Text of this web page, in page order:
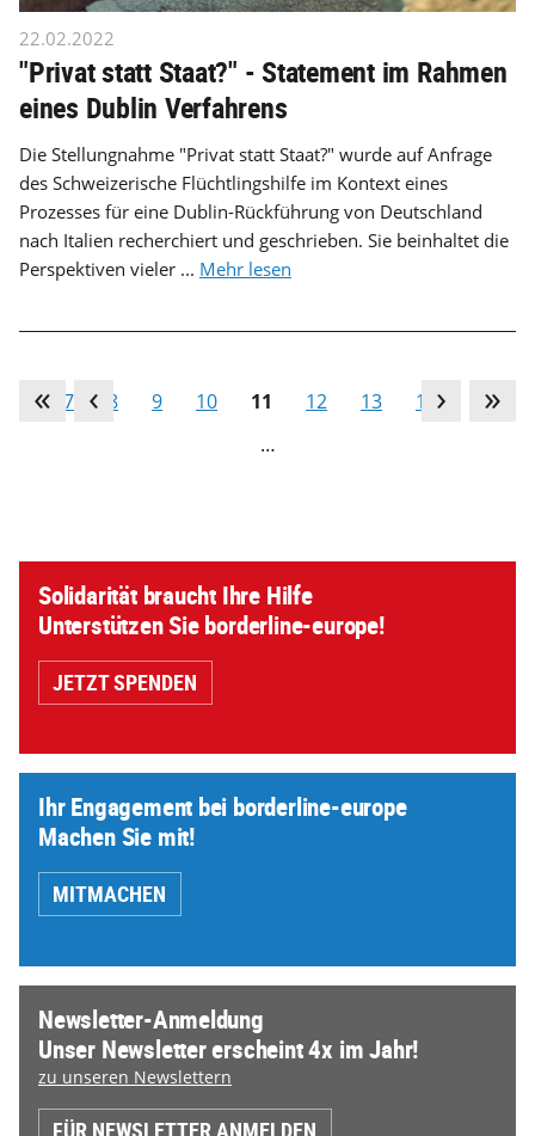
22.02.2022
"Privat statt Staat?" - Statement im Rahmen
eines Dublin Verfahrens
Die Stellungnahme "Privat statt Staat?" wurde auf Anfrage
des Schweizerische Flüchtlingshilfe im Kontext eines
Prozesses für eine Dublin-Rückführung von Deutschland
nach Italien recherchiert und geschrieben. Sie beinhaltet die
Perspektiven vieler ... Mehr lesen
… 7 8 9 10 11 12 13 14
15
…
Solidarität braucht Ihre Hilfe
Unterstützen Sie borderline-europe!
JETZT SPENDEN
Ihr Engagement bei borderline-europe
Machen Sie mit!
MITMACHEN
Newsletter-Anmeldung
Unser Newsletter erscheint 4x im Jahr!
zu unseren Newslettern